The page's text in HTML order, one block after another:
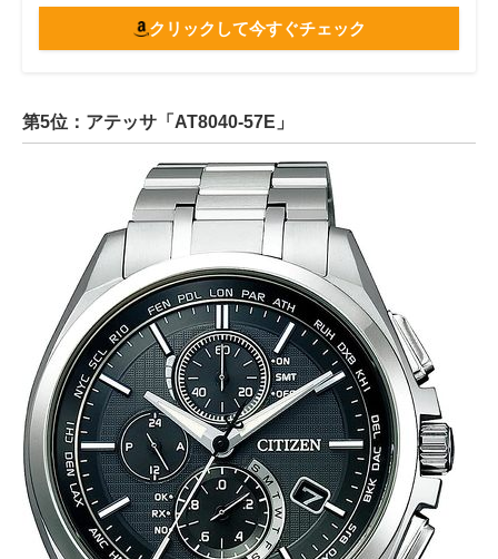
クリックして今すぐチェック
第5位：アテッサ「AT8040-57E」